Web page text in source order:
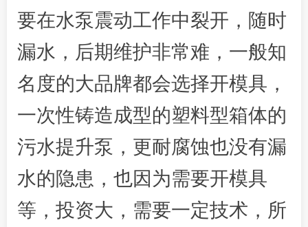
要在水泵震动工作中裂开，随时
漏水，后期维护非常难，一般知
名度的大品牌都会选择开模具，
一次性铸造成型的塑料型箱体的
污水提升泵，更耐腐蚀也没有漏
水的隐患，也因为需要开模具
等，投资大，需要一定技术，所